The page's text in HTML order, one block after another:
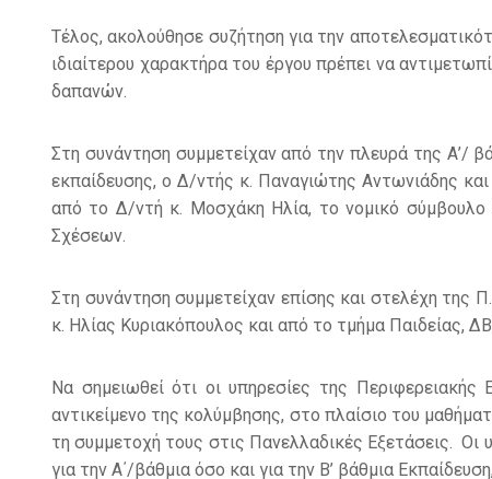
Τέλος, ακολούθησε συζήτηση για την
ιδιαίτερου χαρακτήρα του έργου πρέπει να
δαπανών.
Στη συνάντηση συμμετείχαν από την πλευρά της Α’/
εκπαίδευσης, ο Δ/ντής κ. Παναγιώτης Αντωνιάδης
από το Δ/ντή κ. Μοσχάκη Ηλία, το νομικό σύμβουλο
Σχέσεων.
Στη συνάντηση συμμετείχαν επίσης και στελέχη της
κ. Ηλίας Κυριακόπουλος και από το τμήμα Παιδείας,
Να σημειωθεί ότι οι υπηρεσίες της
αντικείμενο της κολύμβησης, στο πλαίσιο του
τη συμμετοχή τους στις Πανελλαδικές Εξετάσεις.
για την Α΄/βάθμια όσο και για την Β’ βάθμια